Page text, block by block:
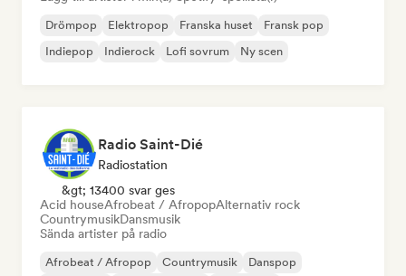
Drömpop Elektropop Franska huset
Fransk pop
Indiepop
Indierock Lofi sovrum Ny scen
Radio Saint-Dié
Radiostation
&gt; 13400 svar ges
Acid houseAfrobeat / AfropopAlternativ rock
CountrymusikDansmusik
Sända artister på radio
Afrobeat / Afropop Countrymusik
Danspop